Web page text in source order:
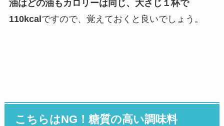
油はどの油もカロリーは同じ、大さじ１杯で
110kcal ですので、覚えておくと良いでしょう。
こちらはNG！糖質の高い調味料